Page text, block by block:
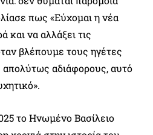
πως «Εύχομαι η νέα
και να αλλάξει τις
βλέπουμε τους ηγέτες
αδιάφορους, αυτό
το Ηνωμένο Βασίλειο